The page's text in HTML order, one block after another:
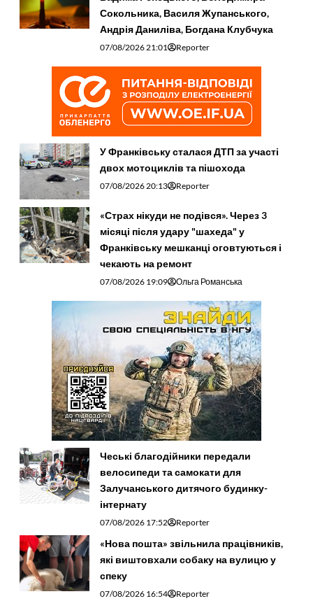
Сокольника, Василя Жупанського,
Андрія Даниліва, Богдана Клубчука
07/08/2026 21:01 Reporter
У Франківську сталася ДТП за участі
двох мотоциклів та пішохода
07/08/2026 20:13 Reporter
«Страх нікуди не подівся». Через 3
місяці після удару "шахеда" у
Франківську мешканці оговтуються і
чекають на ремонт
07/08/2026 19:09 Ольга Романська
Чеські благодійники передали
велосипеди та самокати для
Залучанського дитячого будинку-
інтернату
07/08/2026 17:52 Reporter
«Нова пошта» звільнила працівників,
які виштовхали собаку на вулицю у
спеку
07/08/2026 16:54 Reporter